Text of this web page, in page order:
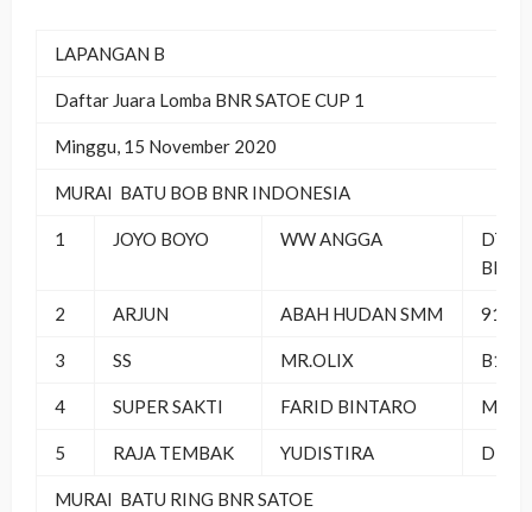
LAPANGAN B
Daftar Juara Lomba BNR SATOE CUP 1
Minggu, 15 November 2020
MURAI BATU BOB BNR INDONESIA
1 JOYO BOYO WW ANGGA
DT
2 ARJUN ABAH HUDAN SMM 911
3 SS MR.OLIX B16
4 SUPER SAKTI FARID BINTARO MR
5 RAJA TEMBAK YUDISTIRA
MURAI BATU RING BNR SATOE